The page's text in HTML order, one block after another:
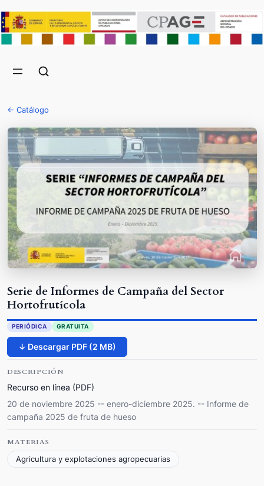
← Catálogo
Serie de Informes de Campaña del Sector
Hortofrutícola
PERIÓDICA GRATUITA
↓ Descargar PDF (2 MB)
DESCRIPCIÓN
Recurso en línea (PDF)
20 de noviembre 2025 -- enero-diciembre 2025. -- Informe de
campaña 2025 de fruta de hueso
MATERIAS
Agricultura y explotaciones agropecuarias